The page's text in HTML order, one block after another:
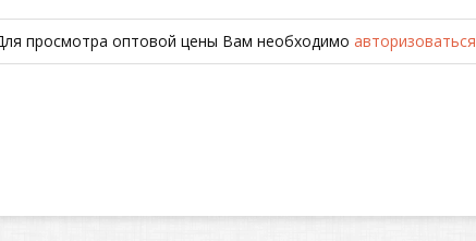
просмотра оптовой цены Вам необходимо авторизоваться